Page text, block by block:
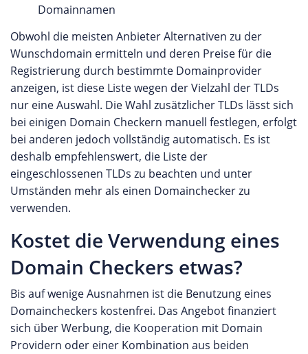
Domainnamen
Obwohl die meisten Anbieter Alternativen zu der
Wunschdomain ermitteln und deren Preise für die
Registrierung durch bestimmte Domainprovider
anzeigen, ist diese Liste wegen der Vielzahl der TLDs
nur eine Auswahl. Die Wahl zusätzlicher TLDs lässt sich
bei einigen Domain Checkern manuell festlegen, erfolgt
bei anderen jedoch vollständig automatisch. Es ist
deshalb empfehlenswert, die Liste der
eingeschlossenen TLDs zu beachten und unter
Umständen mehr als einen Domainchecker zu
verwenden.
Kostet die Verwendung eines
Domain Checkers etwas?
Bis auf wenige Ausnahmen ist die Benutzung eines
Domaincheckers kostenfrei. Das Angebot finanziert
sich über Werbung, die Kooperation mit Domain
Providern oder einer Kombination aus beiden